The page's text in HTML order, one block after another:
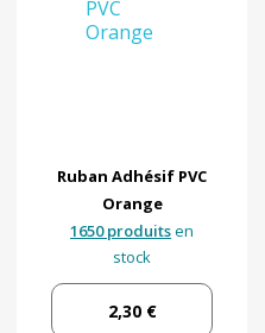
Ruban Adhésif PVC
Orange
1650 produitsen
stock
2,30 €